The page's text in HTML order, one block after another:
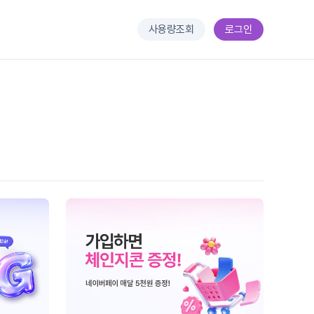
사용량조회 로그인